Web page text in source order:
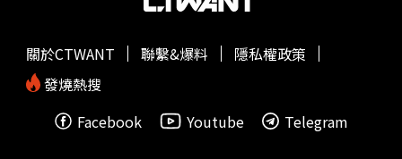
關於CTWANT 聯繫&爆料
隱私權政策
發燒熱搜
Facebook
Youtube Telegram